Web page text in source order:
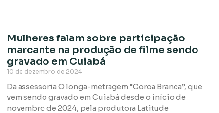
Mulheres falam sobre participação
marcante na produção de filme sendo
gravado em Cuiabá
10 de dezembro de 2024
Da assessoria O longa-metragem “Coroa Branca”, que
vem sendo gravado em Cuiabá desde o início de
novembro de 2024, pela produtora Latitude